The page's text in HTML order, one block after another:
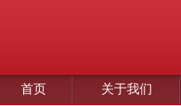
首页 关于我们